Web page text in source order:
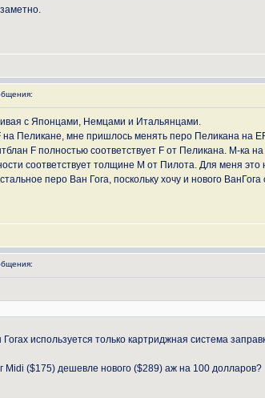
с Японцами, Немцами и Итальянцами.
Пеликане, мне пришлось менять перо Пеликана на
F полностью соответствует F от Пеликана. М-ка
соответствует толщине M от Пилота. Для меня
перо Ван Гога, поскольку хочу и нового
используется только картриджная система
($175) дешевле нового ($289) аж на 100 долларов?